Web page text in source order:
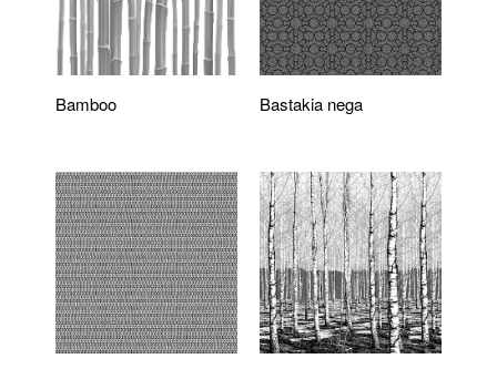
Bamboo Bastakia nega